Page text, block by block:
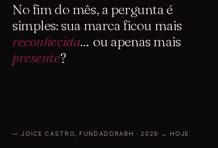
No fim do mês, a pergunta é
simples: sua marca ficou mais
reconhecida… ou apenas mais
presente?
— JOICE CASTRO, FUNDADORABH · 2020 → HOJE